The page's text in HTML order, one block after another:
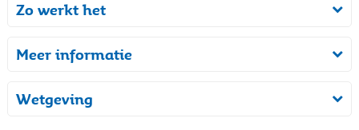
Zo werkt het
Meer informatie
Wetgeving